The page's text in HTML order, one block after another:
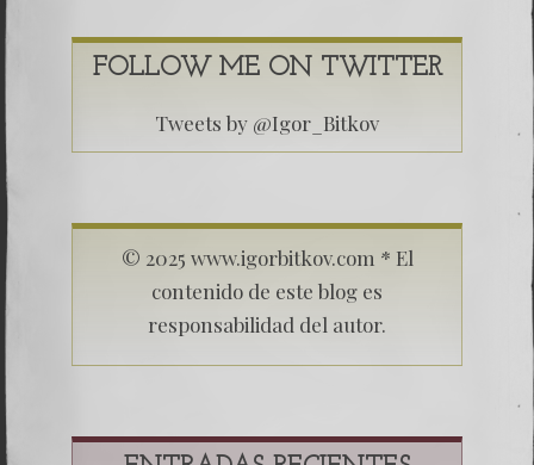
FOLLOW ME ON TWITTER
Tweets by @Igor_Bitkov
© 2025 www.igorbitkov.com * El
contenido de este blog es
responsabilidad del autor.